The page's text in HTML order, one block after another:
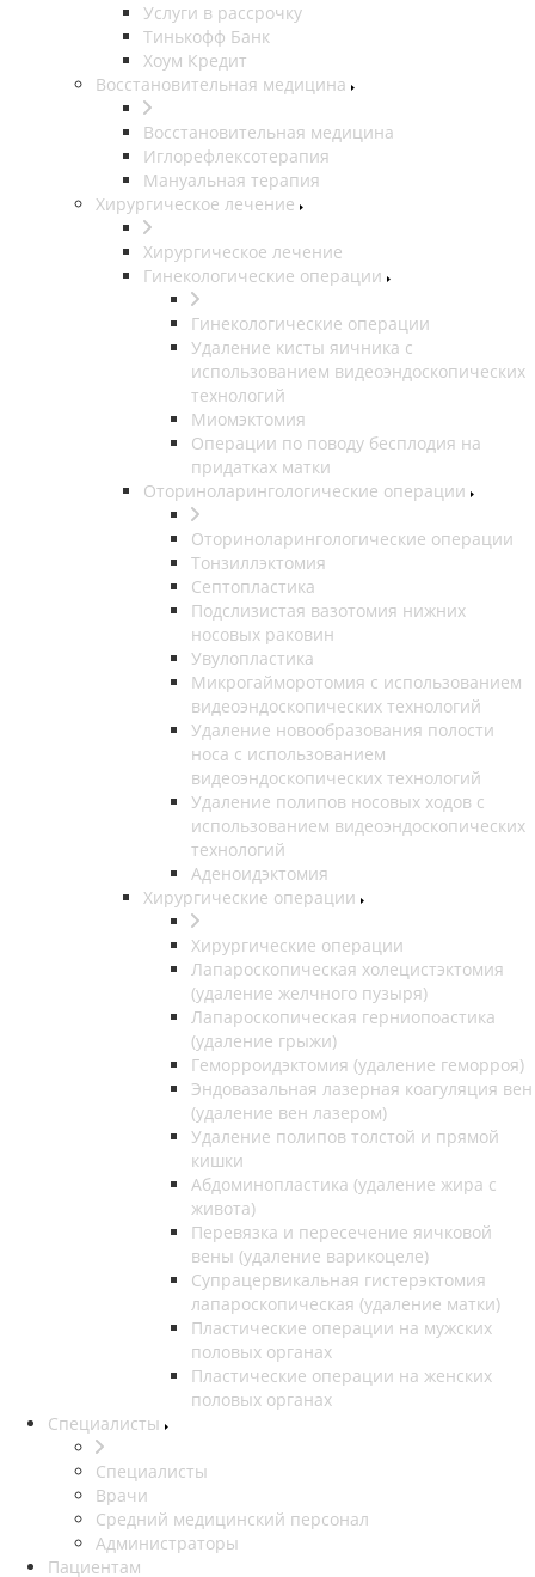
Услуги в рассрочку
Тинькофф Банк
Хоум Кредит
Восстановительная медицина
Восстановительная медицина
Иглорефлексотерапия
Мануальная терапия
Хирургическое лечение
Хирургическое лечение
Гинекологические операции
Гинекологические операции
Удаление кисты яичника с
использованием видеоэндоскопических
технологий
Миомэктомия
Операции по поводу бесплодия на
придатках матки
Оториноларингологические операции
Оториноларингологические операции
Тонзиллэктомия
Септопластика
Подслизистая вазотомия нижних
носовых раковин
Увулопластика
Микрогайморотомия с использованием
видеоэндоскопических технологий
Удаление новообразования полости
носа с использованием
видеоэндоскопических технологий
Удаление полипов носовых ходов с
использованием видеоэндоскопических
технологий
Аденоидэктомия
Хирургические операции
Хирургические операции
Лапароскопическая холецистэктомия
(удаление желчного пузыря)
Лапароскопическая герниопоастика
(удаление грыжи)
Геморроидэктомия (удаление геморроя)
Эндовазальная лазерная коагуляция вен
(удаление вен лазером)
Удаление полипов толстой и прямой
кишки
Абдоминопластика (удаление жира с
живота)
Перевязка и пересечение яичковой
вены (удаление варикоцеле)
Супрацервикальная гистерэктомия
лапароскопическая (удаление матки)
Пластические операции на мужских
половых органах
Пластические операции на женских
половых органах
Специалисты
Специалисты
Врачи
Средний медицинский персонал
Администраторы
Пациентам